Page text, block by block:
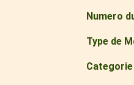
Numero
Type de